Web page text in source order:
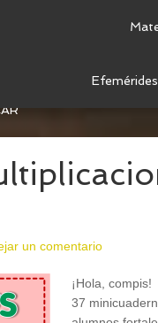
Efemérides
un comentario
¡Hola,
37